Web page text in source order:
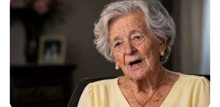
véletlenül fordultak el a párttól. Az ilyen ügyek, a
hatalmi arrogancia, a befolyásos emberek körüli
ingatlanviták, a kiszolgáltatottabb szereplők
nyomás alá kerülése mind hozzájárulhattak ahhoz,
hogy a Fidesz elveszítette a közbizalom jelentős